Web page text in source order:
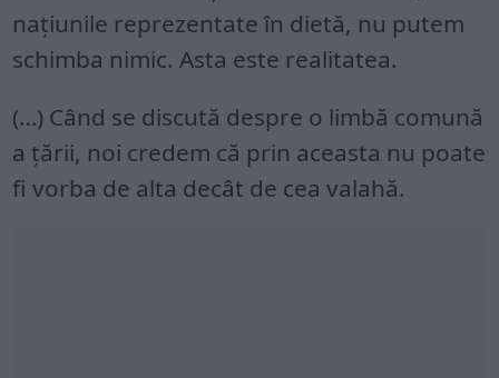
națiunile reprezentate în dietă, nu putem
schimba nimic. Asta este realitatea.
(…) Când se discută despre o limbă comună
a țării, noi credem că prin aceasta nu poate
fi vorba de alta decât de cea valahă.